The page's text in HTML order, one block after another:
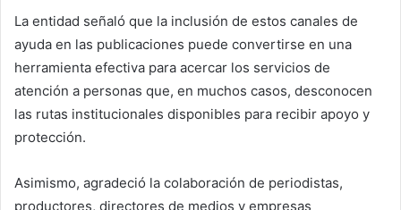
La entidad señaló que la inclusión de estos canales de
ayuda en las publicaciones puede convertirse en una
herramienta efectiva para acercar los servicios de
atención a personas que, en muchos casos, desconocen
las rutas institucionales disponibles para recibir apoyo y
protección.
Asimismo, agradeció la colaboración de periodistas,
productores, directores de medios y empresas